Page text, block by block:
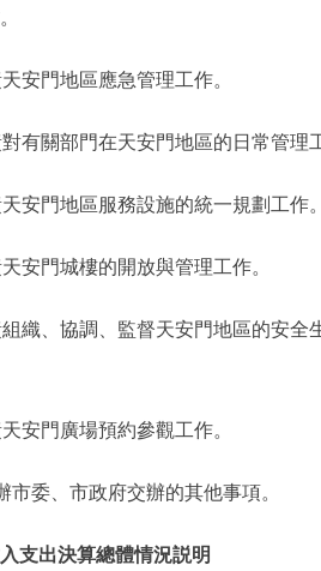
安門地區應急管理工作。
有關部門在天安門地區的日常管理
安門地區服務設施的統一規劃工作
安門城樓的開放與管理工作。
織、協調、監督天安門地區的安
安門廣場預約參觀工作。
市委、市政府交辦的其他事項。
支出決算總體情況説明